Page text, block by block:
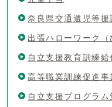
奈良県交通遺児等援
出張ハローワーク（
自立支援教育訓練給
高等職業訓練促進事
自立支援プログラ